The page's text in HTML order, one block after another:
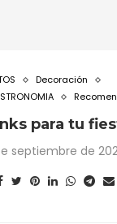
Decoración
para tu
septiembre de